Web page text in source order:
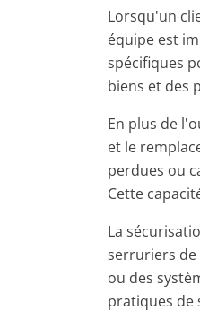
Lorsqu'un
équipe est
spécifiques
biens et des
En plus de
et le
perdues ou
Cette
La
serruriers
ou des
pratiques de